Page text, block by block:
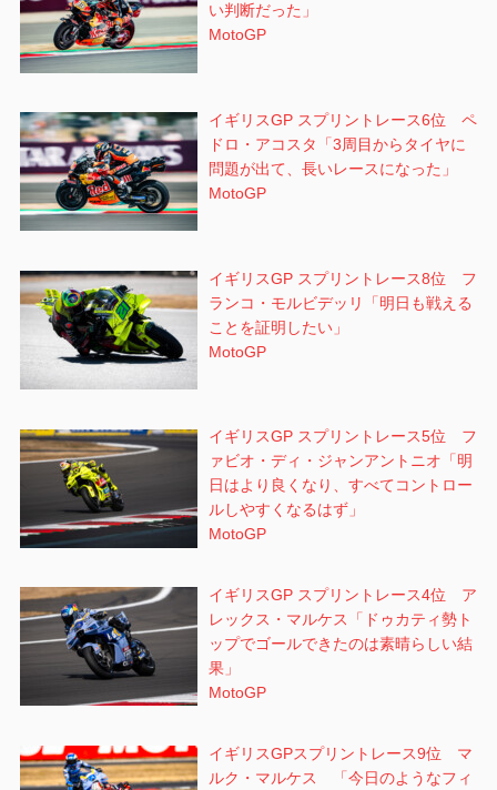
い判断だった」
MotoGP
イギリスGP スプリントレース6位 ペ
ドロ・アコスタ「3周目からタイヤに
問題が出て、長いレースになった」
MotoGP
イギリスGP スプリントレース8位 フ
ランコ・モルビデッリ「明日も戦える
ことを証明したい」
MotoGP
イギリスGP スプリントレース5位 フ
ァビオ・ディ・ジャンアントニオ「明
日はより良くなり、すべてコントロー
ルしやすくなるはず」
MotoGP
イギリスGP スプリントレース4位 ア
レックス・マルケス「ドゥカティ勢ト
ップでゴールできたのは素晴らしい結
果」
MotoGP
イギリスGPスプリントレース9位 マ
ルク・マルケス 「今日のようなフィ